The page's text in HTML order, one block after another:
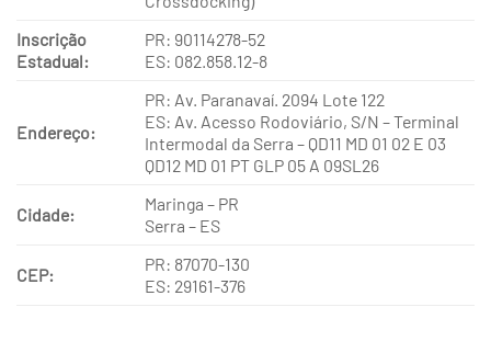
Inscrição
Estadual:
PR: 90114278-52
ES: 082.858.12-8
Endereço:
PR: Av. Paranavaí. 2094 Lote 122
ES: Av. Acesso Rodoviário, S/N – Terminal
Intermodal da Serra – QD11 MD 01 02 E 03
QD12 MD 01 PT GLP 05 A 09SL26
Cidade:
Maringa – PR
Serra – ES
CEP:
PR: 87070-130
ES: 29161-376